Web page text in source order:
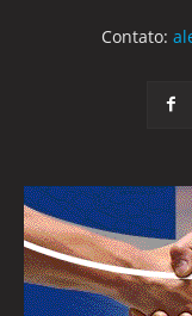
Contato: